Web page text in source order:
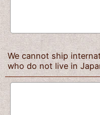
We cannot ship
who do not live in